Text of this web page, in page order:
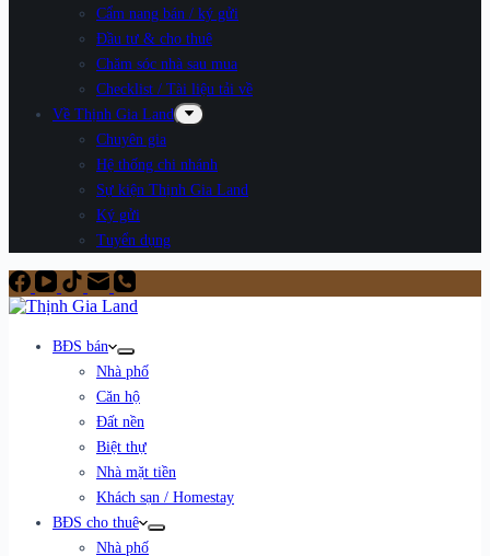
Cẩm nang bán / ký gửi
Đầu tư & cho thuê
Chăm sóc nhà sau mua
Checklist / Tài liệu tải về
Về Thịnh Gia Land
Chuyên gia
Hệ thống chi nhánh
Sự kiện Thịnh Gia Land
Ký gửi
Tuyển dụng
BĐS bán
Nhà phố
Căn hộ
Đất nền
Biệt thự
Nhà mặt tiền
Khách sạn / Homestay
BĐS cho thuê
Nhà phố